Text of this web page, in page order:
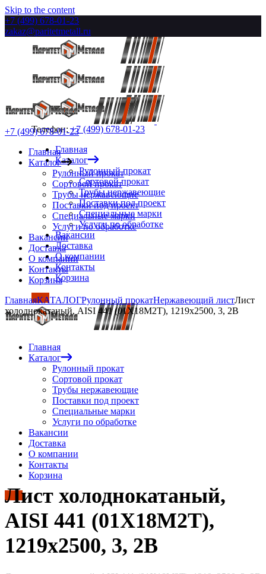
Skip to the content
+7 (499) 678-01-23
zakaz@paritetmetall.ru
Телефон:+7 (499) 678-01-23
Главная
Каталог
Рулонный прокат
Сортовой прокат
Трубы нержавеющие
Поставки под проект
Специальные марки
Услуги по обработке
Вакансии
Доставка
О компании
Контакты
Корзина
Главная
Каталог
Рулонный прокат
Сортовой прокат
Трубы нержавеющие
Поставки под проект
Специальные марки
Услуги по обработке
Вакансии
Доставка
О компании
Контакты
Корзина
+7 (499) 678-01-23
Главная
Каталог
Рулонный прокат
Сортовой прокат
Трубы нержавеющие
Поставки под проект
Специальные марки
Услуги по обработке
Вакансии
Доставка
О компании
Контакты
Корзина
ГлавнаяКАТАЛОГРулонный прокатНержавеющий листЛист
холоднокатаный, AISI 441 (01Х18М2Т), 1219х2500, 3, 2B
Лист холоднокатаный,
AISI 441 (01Х18М2Т),
1219х2500, 3, 2B